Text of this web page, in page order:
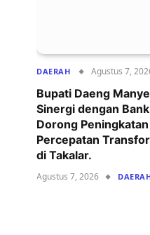
DAERAH Agustus 7,
Bupati Daeng
Sinergi dengan
Dorong Peningkatan
Percepatan
di Takalar.
Agustus 7, 2026